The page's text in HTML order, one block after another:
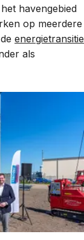
havengebied
op meerdere
energietransitie
als